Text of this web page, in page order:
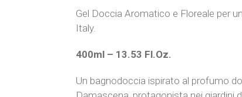
Gel Doccia Aromatico e Floreale per
Italy.
400ml – 13.53 Fl.Oz.
Un bagnodoccia ispirato al profumo